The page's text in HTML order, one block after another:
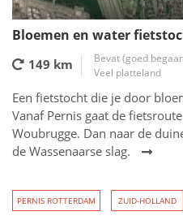
Bloemen en water
149 km
Bevat (goed
Veel platteland
Een fietstocht die je door
Vanaf Pernis gaat de
Woubrugge. Dan naar de
de Wassenaarse slag.
PERNIS ROTTERDAM ZUID-HOLLAND